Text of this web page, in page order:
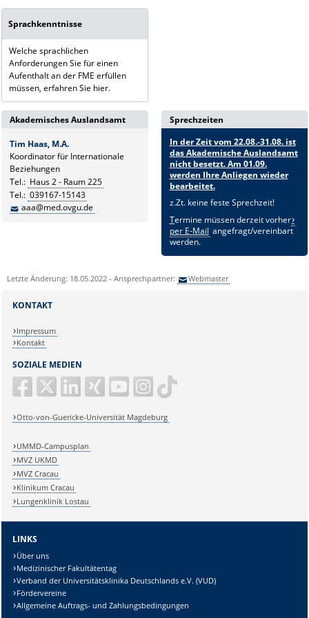
Sprachkenntnisse
Welche sprachlichen
Anforderungen Sie für einen
Aufenthalt an der FME erfüllen
müssen, erfahren Sie hier.
Akademisches Auslandsamt
Tim Haas, M.A.
Koordinator für Internationale
Beziehungen
Tel.: Haus 2 - Raum 225
Tel.: 039167-15143
aaa@med.ovgu.de
Sprechzeiten
In der Zeit vom 22.08.-31.08. ist
das Akademische Auslandsamt
nicht besetzt. Am 01.09.
werden Ihre Anliegen wieder
bearbeitet.
z.Zt. keine feste Sprechzeit!
Termine müssen derzeit vorher
per E-Mail angefragt/vereinbart
werden.
Letzte Änderung: 18.05.2022 - Ansprechpartner: Webmaster
SOZIALE MEDIEN
Otto-von-Guericke-Universität Magdeburg
KONTAKT
Impressum
Kontakt
UMMD-Campusplan
MVZ UKMD
MVZ Cracau
Klinikum Cracau
Lungenklinik Lostau
LINKS
Über uns
Medizinischer Fakultätentag
Verband der Universitätsklinika Deutschlands e.V. (VUD)
Fördervereine
Allgemeine Auftrags- und Zahlungsbedingungen